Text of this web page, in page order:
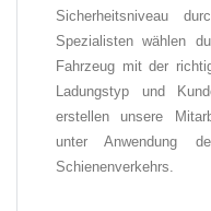
Sicherheitsniveau
Spezialisten wählen
Fahrzeug mit der
Ladungstyp und
erstellen unsere
unter Anwendung
Schienenverkehrs.